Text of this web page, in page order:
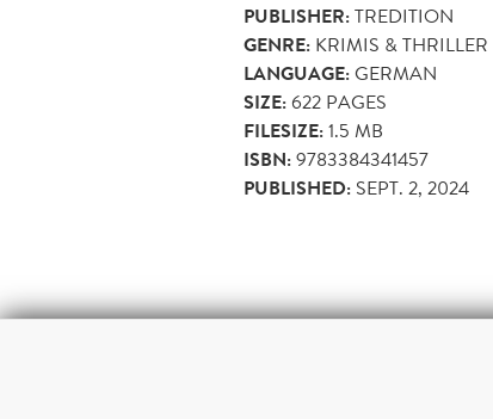
PUBLISHER:TREDITION
GENRE: KRIMIS & THRILLER
LANGUAGE:GERMAN
SIZE:622 PAGES
FILESIZE:1.5 MB
ISBN:9783384341457
PUBLISHED: SEPT. 2, 2024